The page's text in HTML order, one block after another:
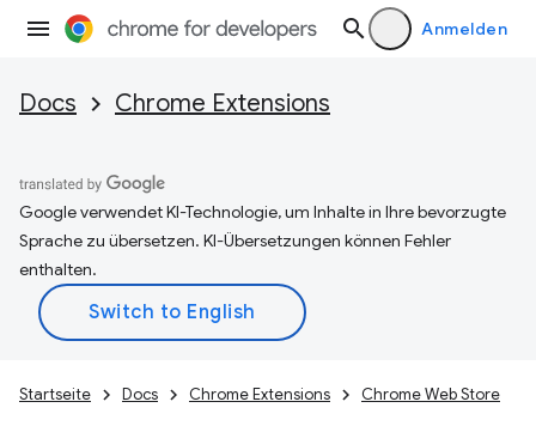
Anmelden
Docs Chrome Extensions
Google verwendet KI-Technologie, um Inhalte in Ihre bevorzugte
Sprache zu übersetzen. KI-Übersetzungen können Fehler
enthalten.
Startseite Docs Chrome Extensions Chrome Web Store